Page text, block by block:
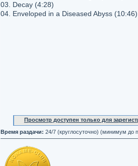
03. Decay (4:28)
04. Enveloped in a Diseased Abyss (10:46)
Просмотр доступен только для
Время раздачи: 24/7 (круглосуточно) (минимум до